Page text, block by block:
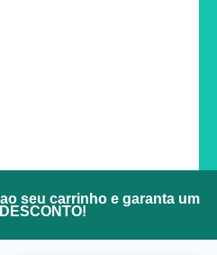
seu carrinho e garanta um